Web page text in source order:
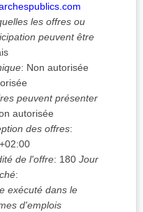
les offres ou
peuvent être
: Non autorisée
peuvent présenter
autorisée
des offres:
de l'offre: 180 Jour
:
exécuté dans le
d'emplois